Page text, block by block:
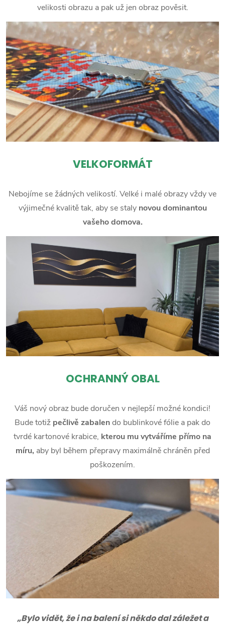
velikosti obrazu a pak už jen obraz pověsit.
VELKOFORMÁT
Nebojíme se žádných velikostí. Velké i malé obrazy vždy ve
výjimečné kvalitě tak, aby se staly novou dominantou
vašeho domova.
OCHRANNÝ OBAL
Váš nový obraz bude doručen v nejlepší možné kondici!
Bude totiž pečlivě zabalendo bublinkové fólie a pak do
tvrdé kartonové krabice, kterou mu vytváříme přímo na
míru, aby byl během přepravy maximálně chráněn před
poškozením.
„Bylo vidět, že i na balení si někdo dal záležet a